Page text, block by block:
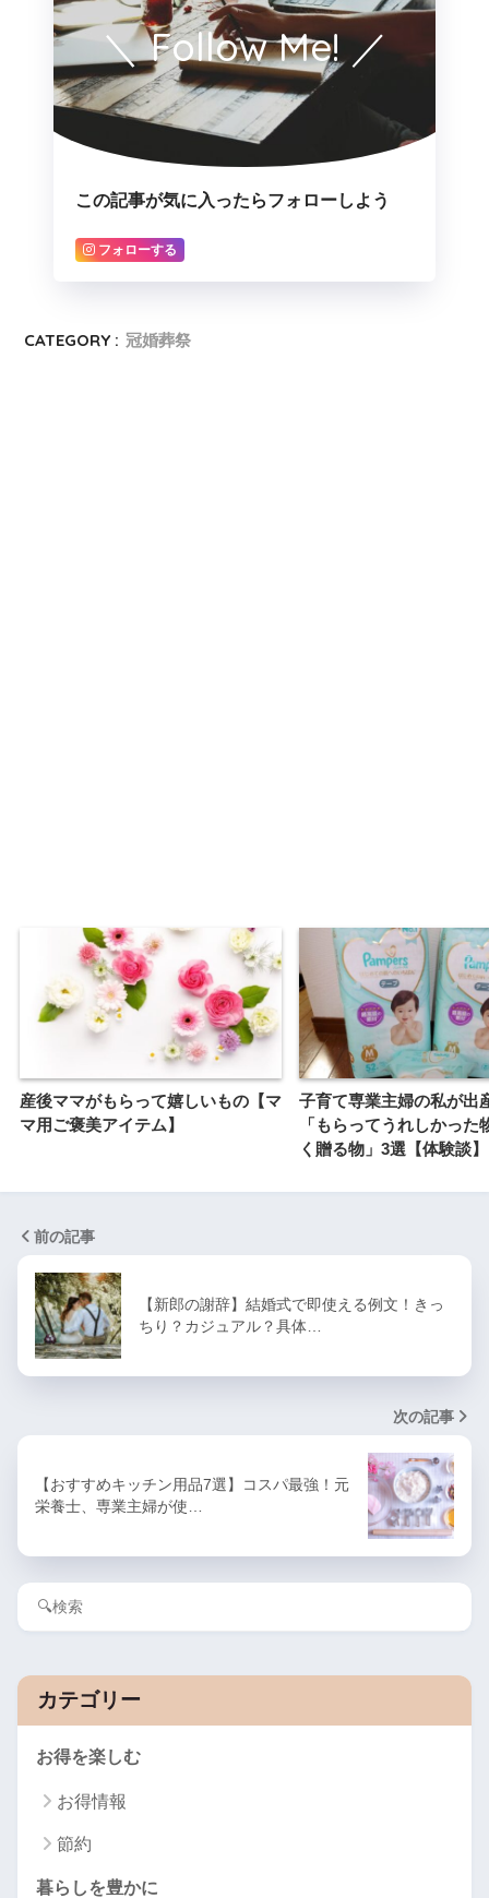
＼ Follow Me! ／
この記事が気に入ったらフォローしよう
フォローする
CATEGORY : 冠婚葬祭
産後ママがもらって嬉しいもの【マ
マ用ご褒美アイテム】
子育て専業主婦の私が出
「もらってうれしかった
く贈る物」3選【体験談】
前の記事
【新郎の謝辞】結婚式で即使える例文！きっ
ちり？カジュアル？具体…
次の記事
【おすすめキッチン用品7選】コスパ最強！元
栄養士、専業主婦が使…
カテゴリー
お得を楽しむ
お得情報
節約
暮らしを豊かに